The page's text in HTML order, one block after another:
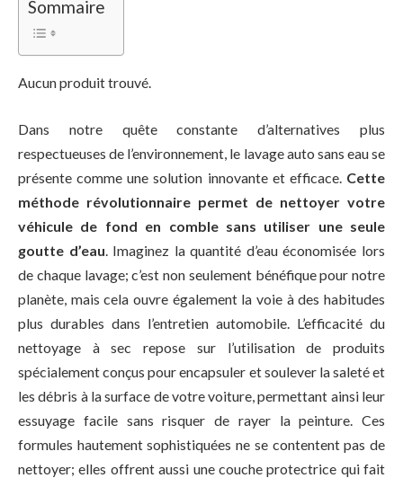
Sommaire
Aucun produit trouvé.
Dans notre quête constante d’alternatives plus
respectueuses de l’environnement, le lavage auto sans eau se
présente comme une solution innovante et efficace. Cette
méthode révolutionnaire permet de nettoyer votre
véhicule de fond en comble sans utiliser une seule
goutte d’eau . Imaginez la quantité d’eau économisée lors
de chaque lavage; c’est non seulement bénéfique pour notre
planète, mais cela ouvre également la voie à des habitudes
plus durables dans l’entretien automobile. L’efficacité du
nettoyage à sec repose sur l’utilisation de produits
spécialement conçus pour encapsuler et soulever la saleté et
les débris à la surface de votre voiture, permettant ainsi leur
essuyage facile sans risquer de rayer la peinture. Ces
formules hautement sophistiquées ne se contentent pas de
nettoyer; elles offrent aussi une couche protectrice qui fait